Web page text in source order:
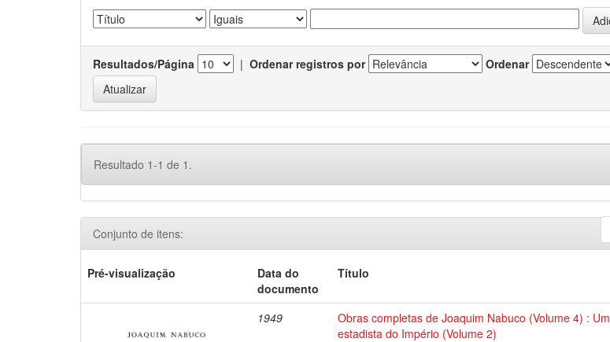
Resultados/Página | Ordenar registros por Ordenar
Resultado 1-1 de 1.
Conjunto de itens:
Pré-visualização
Data do
documento
Título
1949
Obras completas de Joaquim Nabuco (Volume 4) : Um
estadista do Império (Volume 2)